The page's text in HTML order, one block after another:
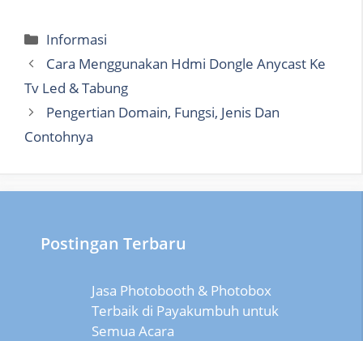
Categories
Informasi
Cara Menggunakan Hdmi Dongle Anycast Ke
Tv Led & Tabung
Pengertian Domain, Fungsi, Jenis Dan
Contohnya
Postingan Terbaru
Jasa Photobooth & Photobox
Terbaik di Payakumbuh untuk
Semua Acara